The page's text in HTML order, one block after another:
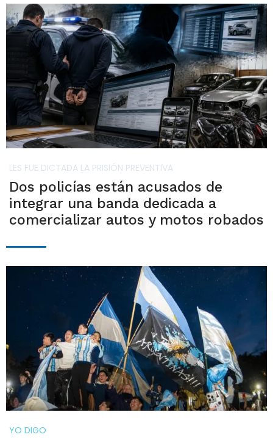
LES FUE DICTADA LA PRISIÓN PREVENTIVA
Dos policías están acusados de
integrar una banda dedicada a
comercializar autos y motos robados
YO DIGO